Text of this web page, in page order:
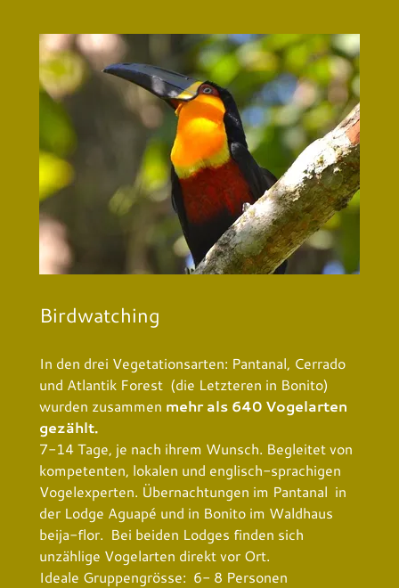
Birdwatching
In den drei Vegetationsarten: Pantanal, Cerrado
und Atlantik Forest (die Letzteren in Bonito)
wurden zusammen mehr als 640 Vogelarten
gezählt.
7-14 Tage, je nach ihrem Wunsch. Begleitet von
kompetenten, lokalen und englisch-sprachigen
Vogelexperten. Übernachtungen im Pantanal in
der Lodge Aguapé und in Bonito im Waldhaus
beija-flor. Bei beiden Lodges finden sich
unzählige Vogelarten direkt vor Ort.
Ideale Gruppengrösse: 6- 8 Personen